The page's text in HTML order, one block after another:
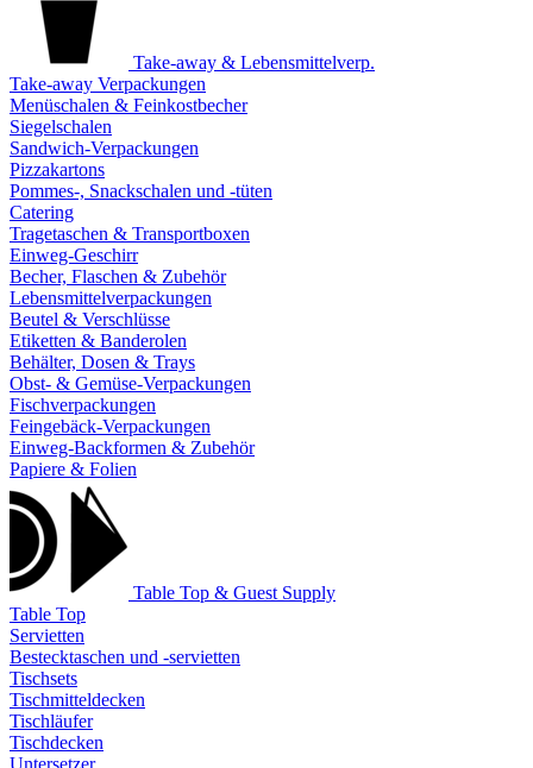
Take-away & Lebensmittelverp.
Take-away Verpackungen
Menüschalen & Feinkostbecher
Siegelschalen
Sandwich-Verpackungen
Pizzakartons
Pommes-, Snackschalen und -tüten
Catering
Tragetaschen & Transportboxen
Einweg-Geschirr
Becher, Flaschen & Zubehör
Lebensmittelverpackungen
Beutel & Verschlüsse
Etiketten & Banderolen
Behälter, Dosen & Trays
Obst- & Gemüse-Verpackungen
Fischverpackungen
Feingebäck-Verpackungen
Einweg-Backformen & Zubehör
Papiere & Folien
Table Top & Guest Supply
Table Top
Servietten
Bestecktaschen und -servietten
Tischsets
Tischmitteldecken
Tischläufer
Tischdecken